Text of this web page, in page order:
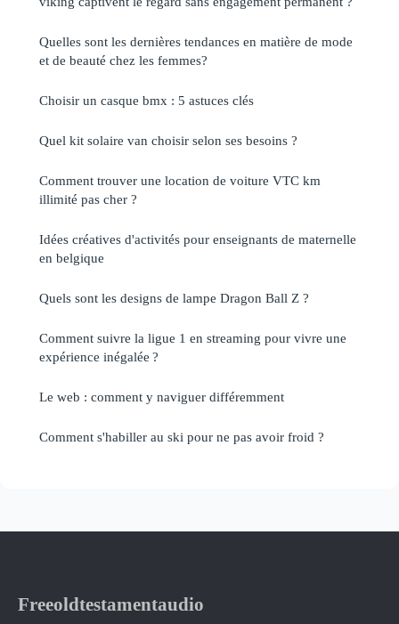
Quelles sont les dernières tendances en matière de mode
et de beauté chez les femmes?
Choisir un casque bmx : 5 astuces clés
Quel kit solaire van choisir selon ses besoins ?
Comment trouver une location de voiture VTC km
illimité pas cher ?
Idées créatives d'activités pour enseignants de maternelle
en belgique
Quels sont les designs de lampe Dragon Ball Z ?
Comment suivre la ligue 1 en streaming pour vivre une
expérience inégalée ?
Le web : comment y naviguer différemment
Comment s'habiller au ski pour ne pas avoir froid ?
Freeoldtestamentaudio